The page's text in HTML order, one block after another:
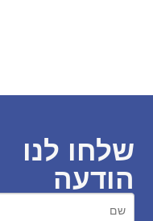
שלחו לנו
הודעה